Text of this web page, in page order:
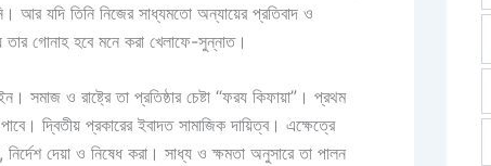
আর যদি তিনি নিজের সাধ্যমতো অন্যায়ের প্রতিবাদ ও
তার গোনাহ হবে মনে করা খেলাফে-সুন্নাত।
সমাজ ও রাষ্ট্রে তা প্রতিষ্ঠার চেষ্টা “ফরয কিফায়া”। প্রথম
দ্বিতীয় প্রকারের ইবাদত সামাজিক দায়িত্ব। এক্ষেত্রে
দেয়া ও নিষেধ করা। সাধ্য ও ক্ষমতা অনুসারে তা পালন